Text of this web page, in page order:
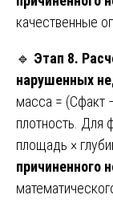
качественные
🔹 Этап 8.
нарушенных
масса = (Сфакт
плотность. Для
площадь ×
причиненного